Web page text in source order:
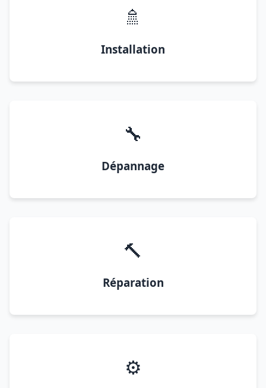
🚿
Installation
🔧
Dépannage
🔨
Réparation
⚙️